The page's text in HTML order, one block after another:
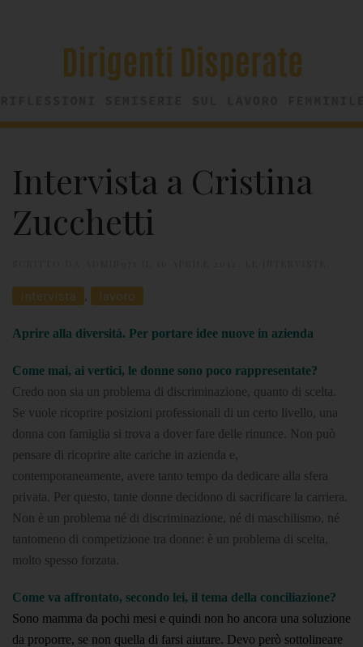
Intervista a Cristina
Zucchetti
intervista , lavoro
Aprire alla diversità. Per portare idee nuove in azienda
Come mai, ai vertici, le donne sono poco rappresentate?
Credo non sia un problema di discriminazione, quanto di scelta.
Se vuole ricoprire posizioni professionali di un certo livello, una
donna con famiglia si trova a dover fare delle rinunce. Non può
pensare di ricoprire alte cariche in azienda e,
contemporaneamente, avere tanto tempo da dedicare alla sfera
privata. Per questo, tante donne decidono di sacrificare la carriera.
Non è un problema né di discriminazione, né di maschilismo, né
tantomeno di competizione tra donne: è un problema di scelta,
molto spesso forzata.
Come va affrontato, secondo lei, il tema della conciliazione?
Sono mamma da pochi mesi e quindi non ho ancora una soluzione
da proporre, se non quella di farsi aiutare. Devo però sottolineare